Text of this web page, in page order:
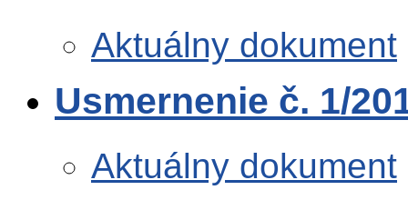
Aktuálny dokument
Usmernenie č. 1/
Aktuálny dokument